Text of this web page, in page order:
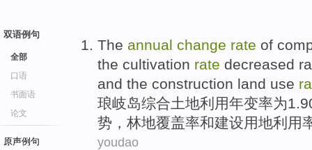
双语例句
全部
口语
书面语
论文
原声例句
The annual change rate of
the cultivation rate decreased
and the construction land use
琅岐岛综合土地利用年变率为
势， 林地覆盖率和建设用地利用
youdao